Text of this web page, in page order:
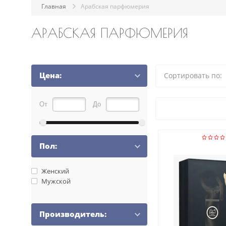
Главная Арабская парфюмерия
АРАБСКАЯ ПАРФЮМЕРИЯ
Цена:
От До
Пол:
Женский
Мужской
Производитель:
Сортировать по: